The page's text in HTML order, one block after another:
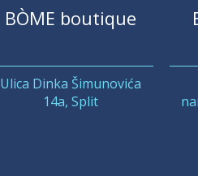
BÒME boutique
Ulica Dinka Šimunovića
14a, Split